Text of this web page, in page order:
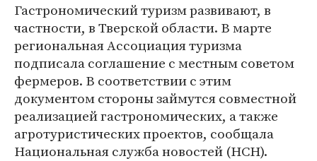
Гастрономический туризм развивают, в
частности, в Тверской области. В марте
региональная Ассоциация туризма
подписала соглашение с местным советом
фермеров. В соответствии с этим
документом стороны займутся совместной
реализацией гастрономических, а также
агротуристических проектов, сообщала
Национальная служба новостей (НСН).